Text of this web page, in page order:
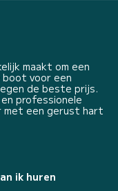
maakt om een
voor een
de beste prijs.
professionele
met een gerust hart
ik huren